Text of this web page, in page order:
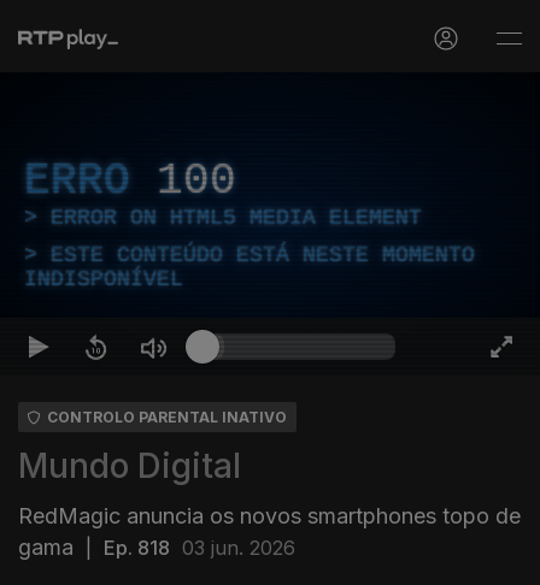
ERRO 100
ERROR ON HTML5 MEDIA ELEMENT
ESTE CONTEÚDO ESTÁ NESTE MOMENTO
INDISPONÍVEL
CONTROLO PARENTAL INATIVO
Mundo Digital
RedMagic anuncia os novos smartphones topo de
gama
Ep. 818 03 jun. 2026